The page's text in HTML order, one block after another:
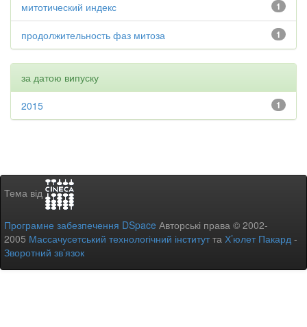
1
митотический индекс
1
продолжительность фаз митоза
за датою випуску
1
2015
Тема від
Програмне забезпечення DSpace Авторські права © 2002-
2005 Массачусетський технологічний інститутта Х’юлет Пакард -
Зворотний зв’язок